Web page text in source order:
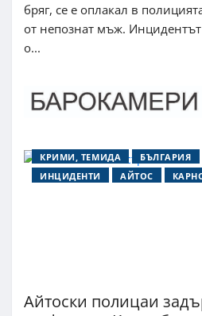
бряг, се е оплакал в
от непознат мъж. Инцидентът
о...
КРИМИ, ТЕМИДА БЪЛГАРИЯ
ИНЦИДЕНТИ
АЙТОС
Айтоски полицаи